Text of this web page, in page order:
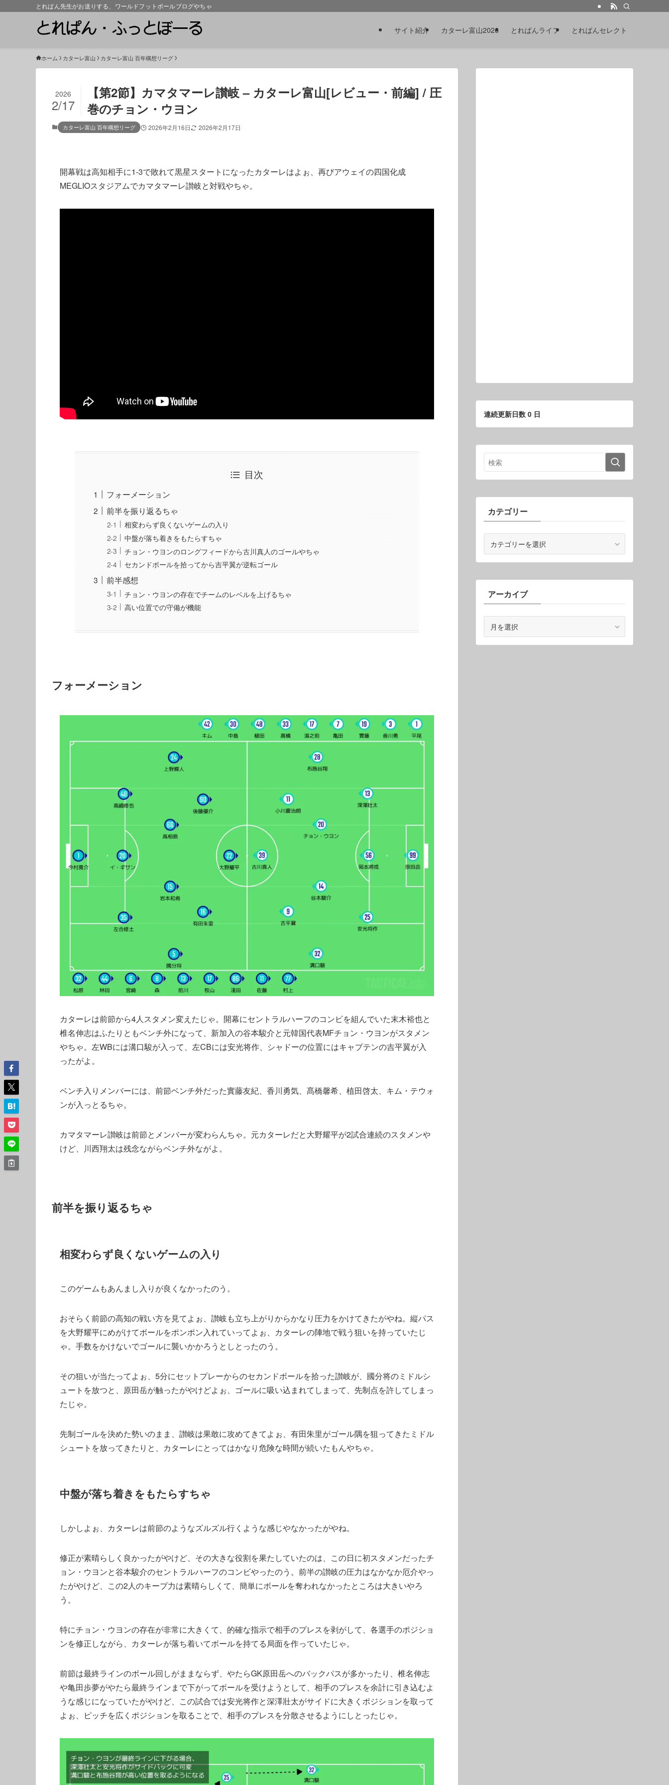
とれぱん先生がお送りする、ワールドフットボールブログやちゃ
サイト紹介 カターレ富山2026 とれぱんライフ とれぱんセレクト
ホーム カターレ富山 カターレ富山 百年構想リーグ
【第2節】カマタマーレ讃岐 – カターレ富山[レビュー・前編] / 圧
巻のチョン・ウヨン
2026
2/17
カターレ富山 百年構想リーグ 2026年2月16日 2026年2月17日
開幕戦は高知相手に1-3で敗れて黒星スタートになったカターレはよぉ、再びアウェイの四国化成
MEGLIOスタジアムでカマタマーレ讃岐と対戦やちゃ。
目次
フォーメーション
前半を振り返るちゃ
相変わらず良くないゲームの入り
中盤が落ち着きをもたらすちゃ
チョン・ウヨンのロングフィードから古川真人のゴールやちゃ
セカンドボールを拾ってから吉平翼が逆転ゴール
前半感想
チョン・ウヨンの存在でチームのレベルを上げるちゃ
高い位置での守備が機能
フォーメーション
カターレは前節から4人スタメン変えたじゃ。開幕にセントラルハーフのコンビを組んでいた末木裕也と
椎名伸志はふたりともベンチ外になって、新加入の谷本駿介と元韓国代表MFチョン・ウヨンがスタメン
やちゃ。左WBには溝口駿が入って、左CBには安光将作、シャドーの位置にはキャプテンの吉平翼が入
ったがよ。
ベンチ入りメンバーには、前節ベンチ外だった實藤友紀、香川勇気、髙橋馨希、植田啓太、キム・テウォ
ンが入っとるちゃ。
カマタマーレ讃岐は前節とメンバーが変わらんちゃ。元カターレだと大野耀平が2試合連続のスタメンや
けど、川西翔太は残念ながらベンチ外ながよ。
前半を振り返るちゃ
相変わらず良くないゲームの入り
このゲームもあんまし入りが良くなかったのう。
おそらく前節の高知の戦い方を見てよぉ、讃岐も立ち上がりからかなり圧力をかけてきたがやね。縦パス
を大野耀平にめがけてボールをポンポン入れていってよぉ、カターレの陣地で戦う狙いを持っていたじ
ゃ。手数をかけないでゴールに襲いかかろうとしとったのう。
その狙いが当たってよぉ、5分にセットプレーからのセカンドボールを拾った讃岐が、國分将のミドルシ
ュートを放つと、原田岳が触ったがやけどよぉ、ゴールに吸い込まれてしまって、先制点を許してしまっ
たじゃ。
先制ゴールを決めた勢いのまま、讃岐は果敢に攻めてきてよぉ、有田朱里がゴール隅を狙ってきたミドル
シュートを放ってきたりと、カターレにとってはかなり危険な時間が続いたもんやちゃ。
中盤が落ち着きをもたらすちゃ
しかしよぉ、カターレは前節のようなズルズル行くような感じやなかったがやね。
修正が素晴らしく良かったがやけど、その大きな役割を果たしていたのは、この日に初スタメンだったチ
ョン・ウヨンと谷本駿介のセントラルハーフのコンビやったのう。前半の讃岐の圧力はなかなか厄介やっ
たがやけど、この2人のキープ力は素晴らしくて、簡単にボールを奪われなかったところは大きいやろ
う。
特にチョン・ウヨンの存在が非常に大きくて、的確な指示で相手のプレスを剥がして、各選手のポジショ
ンを修正しながら、カターレが落ち着いてボールを持てる局面を作っていたじゃ。
前節は最終ラインのボール回しがままならず、やたらGK原田岳へのバックパスが多かったり、椎名伸志
や亀田歩夢がやたら最終ラインまで下がってボールを受けようとして、相手のプレスを余計に引き込むよ
うな感じになっていたがやけど、この試合では安光将作と深澤壯太がサイドに大きくポジションを取って
よぉ、ピッチを広くポジションを取ることで、相手のプレスを分散させるようにしとったじゃ。
連続更新日数 0 日
カテゴリー
ゴ
ー
アーカイブ
カ